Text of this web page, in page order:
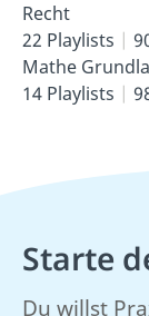
Recht
22 Playlists
Mathe
14 Playlists
Starte
Du willst